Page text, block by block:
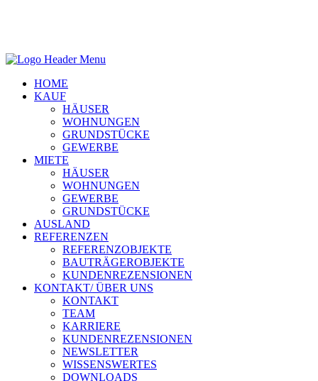
HOME
KAUF
HÄUSER
WOHNUNGEN
GRUNDSTÜCKE
GEWERBE
MIETE
HÄUSER
WOHNUNGEN
GEWERBE
GRUNDSTÜCKE
AUSLAND
REFERENZEN
REFERENZOBJEKTE
BAUTRÄGEROBJEKTE
KUNDENREZENSIONEN
KONTAKT/ ÜBER UNS
KONTAKT
TEAM
KARRIERE
KUNDENREZENSIONEN
NEWSLETTER
WISSENSWERTES
DOWNLOADS